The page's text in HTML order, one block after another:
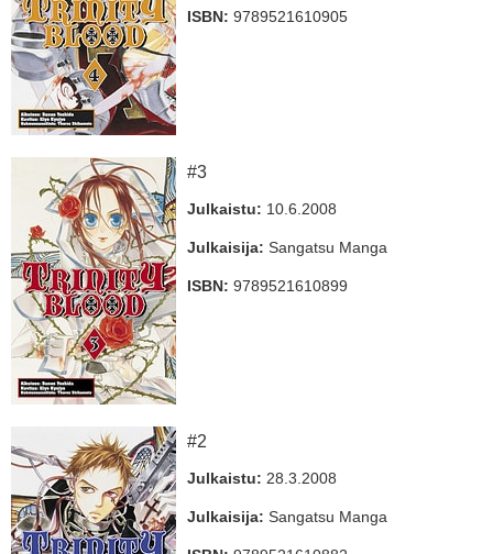
ISBN: 9789521610905
#3
Julkaistu: 10.6.2008
Julkaisija: Sangatsu Manga
ISBN: 9789521610899
#2
Julkaistu: 28.3.2008
Julkaisija: Sangatsu Manga